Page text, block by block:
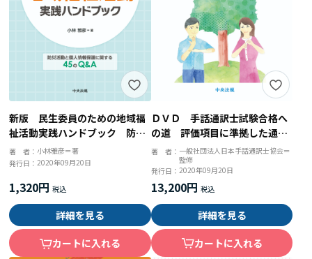
新版 民生委員のための地域福
祉活動実践ハンドブック 防災
活動と個人情報保護に関する４
５のＱ＆Ａ
著 者： 小林雅彦＝著
発行日：2020年09月20日
1,320円
詳細を見る
カートに入れる
ＤＶＤ 手話通訳士試験合格へ
の道 評価項目に準拠した通訳
学習のポイント
著 者： 一般社団法人日本手話通訳士協会＝
監修
発行日： 2020年09月20日
13,200円
詳細を見る
カートに入れる